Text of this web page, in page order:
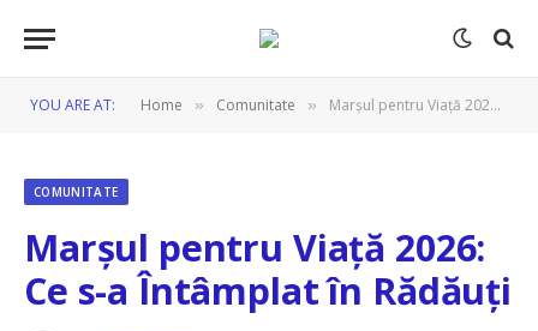
YOU ARE AT: Home » Comunitate » Marșul pentru Viață 2026: Ce s-a Întâmplat în Rădăuți
COMUNITATE
Marșul pentru Viață 2026:
Ce s-a Întâmplat în Rădăuți